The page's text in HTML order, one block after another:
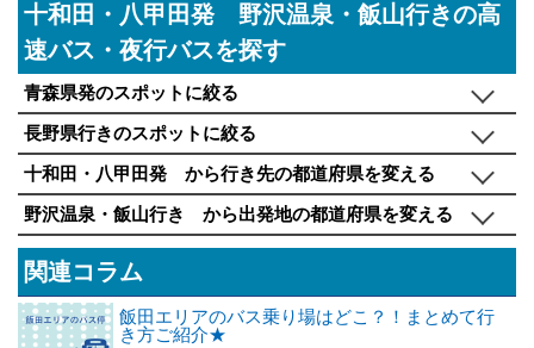
十和田・八甲田発 野沢温泉・飯山行きの高
速バス・夜行バスを探す
青森県発のスポットに絞る
長野県行きのスポットに絞る
十和田・八甲田発 から行き先の都道府県を変える
野沢温泉・飯山行き から出発地の都道府県を変える
関連コラム
飯田エリアのバス乗り場はどこ？！まとめて行
き方ご紹介★